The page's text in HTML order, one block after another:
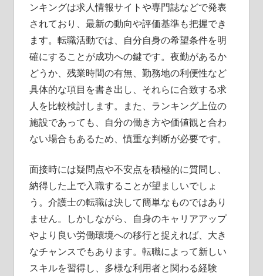
ンキングは求人情報サイトや専門誌などで発表
されており、最新の動向や評価基準も把握でき
ます。転職活動では、自分自身の希望条件を明
確にすることが成功への鍵です。夜勤があるか
どうか、残業時間の有無、勤務地の利便性など
具体的な項目を書き出し、それらに合致する求
人を比較検討します。また、ランキング上位の
施設であっても、自分の働き方や価値観と合わ
ない場合もあるため、慎重な判断が必要です。
面接時には疑問点や不安点を積極的に質問し、
納得した上で入職することが望ましいでしょ
う。介護士の転職は決して簡単なものではあり
ません。しかしながら、自身のキャリアアップ
やより良い労働環境への移行と捉えれば、大き
なチャンスでもあります。転職によって新しい
スキルを習得し、多様な利用者と関わる経験